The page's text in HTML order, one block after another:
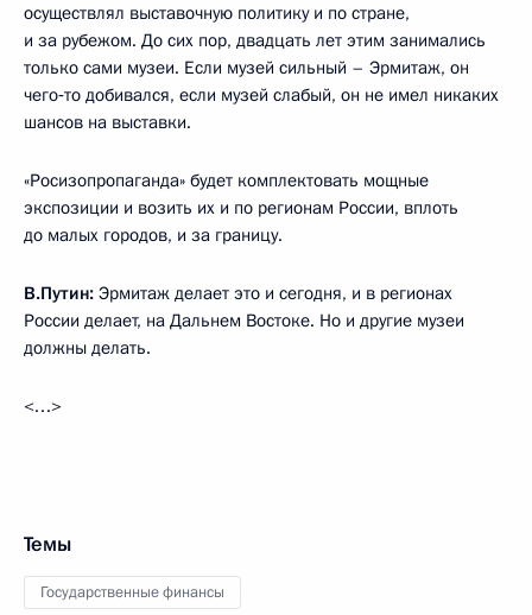
осуществлял выставочную политику и по стране,
и за рубежом. До сих пор, двадцать лет этим занимались
только сами музеи. Если музей сильный – Эрмитаж, он
чего‑то добивался, если музей слабый, он не имел никаких
шансов на выставки.
«Росизопропаганда» будет комплектовать мощные
экспозиции и возить их и по регионам России, вплоть
до малых городов, и за границу.
В.Путин: Эрмитаж делает это и сегодня, и в регионах
России делает, на Дальнем Востоке. Но и другие музеи
должны делать.
<…>
Темы
Государственные финансы